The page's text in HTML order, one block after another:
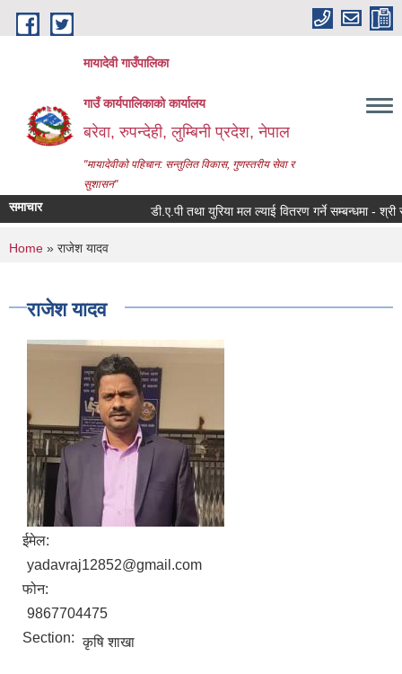
Skip to main content
मायादेवी गाउँपालिका
गाउँ कार्यपालिकाको कार्यालय
बरेवा, रुपन्देही, लुम्बिनी प्रदेश, नेपाल
"मायादेवीको पहिचान: सन्तुलित विकास, गुणस्तरीय सेवा र
सुशासन"
समाचार डी.ए.पी तथा युरिया मल ल्याई वितरण गर्ने सम्बन्धमा - श्री
You are here
Home » राजेश यादव
राजेश यादव
ईमेल:
yadavraj12852@gmail.com
फोन:
9867704475
Section: कृषि शाखा